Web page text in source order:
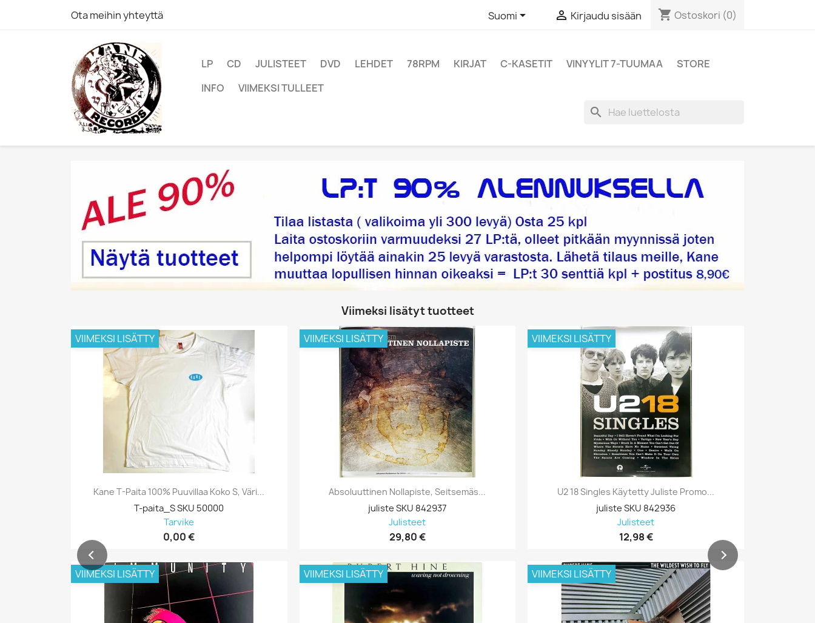
Ota meihin yhteyttä Suomi  Kirjaudu sisään shopping_cart Ostoskori (0)
LP CD JULISTEET DVD LEHDET 78RPM KIRJAT C-KASETIT VINYYLIT 7-TUUMAA
STORE
INFO
VIIMEKSI TULLEET
search
Viimeksi lisätyt tuotteet
Kane T-Paita 100% Puuvillaa Koko S, Väri...
T-paita_S SKU 50000
Tarvike
0,00 €
VIIMEKSI LISÄTTY
VIIMEKSI LISÄTTY
Absoluuttinen Nollapiste, Seitsemäs...
juliste SKU 842937
Julisteet
29,80 €
VIIMEKSI LISÄTTY
VIIMEKSI LISÄTTY
U2 18 Singles Käytetty Juliste Promo...
juliste SKU 842936
Julisteet
12,98 €
VIIMEKSI LISÄTTY
VIIMEKSI LISÄTTY